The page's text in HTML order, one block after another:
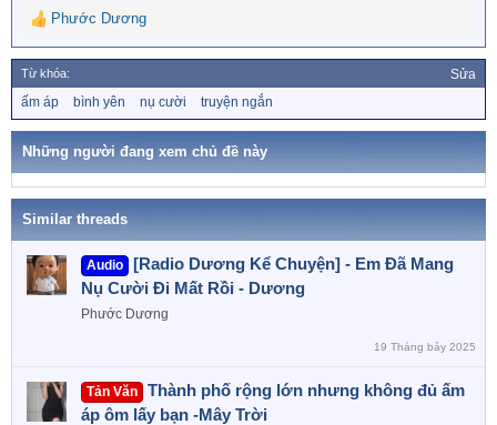
R
e
a
c
t
o
s
Phước Dương
Từ khóa: Sửa
ừ
k
ấm áp bình yên nụ cười truyện ngắn
Những người đang xem chủ đề này
Similar threads
Audio
[Radio Dương Kể Chuyện] - Em Đã Mang
Nụ Cười Đi Mất Rồi - Dương
Phước Dương
19 Tháng bảy 2025
Tản Văn
Thành phố rộng lớn nhưng không đủ ấm
áp ôm lấy bạn -Mây Trời